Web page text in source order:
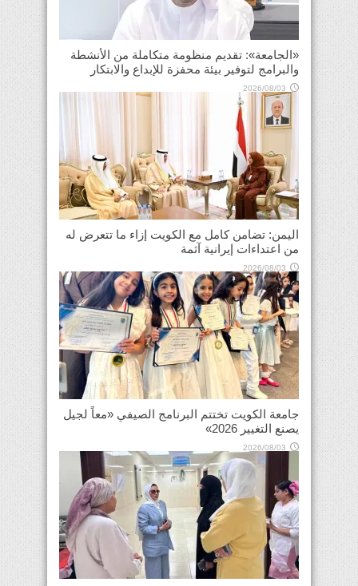
«الجامعة»: تقديم منظومة متكاملة من الأنشطة
والبرامج لتوفير بيئة محفزة للإبداع والابتكار
2026/08/03
اليمن: تضامن كامل مع الكويت إزاء ما تتعرض له
من اعتداءات إيرانية آثمة
2026/08/03
جامعة الكويت تختتم البرنامج الصيفي «معاً لجيل
يصنع التغيير 2026»
2026/08/03